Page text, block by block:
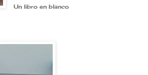
Un libro en blanco